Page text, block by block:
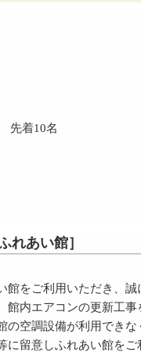
先着10名
れあい館］
館をご利用いただき、誠
館内エアコンの更新工事
の空調設備が利用でき
に留意しふれあい館を